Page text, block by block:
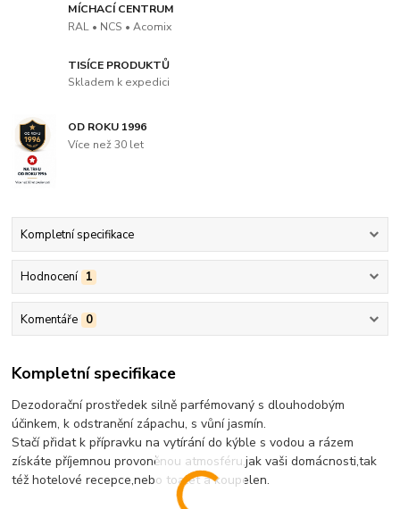
MÍCHACÍ CENTRUM
RAL • NCS • Acomix
TISÍCE PRODUKTŮ
Skladem k expedici
OD ROKU 1996
Více než 30 let
Kompletní specifikace
Hodnocení 1
Komentáře 0
Kompletní specifikace
Dezodorační prostředek silně parfémovaný s dlouhodobým
účinkem, k odstranění zápachu, s vůní jasmín.
Stačí přidat k přípravku na vytírání do kýble s vodou a rázem
získáte příjemnou provoněnou atmosféru,jak vaši domácnosti,tak
též hotelové recepce,nebo toalet a koupelen.